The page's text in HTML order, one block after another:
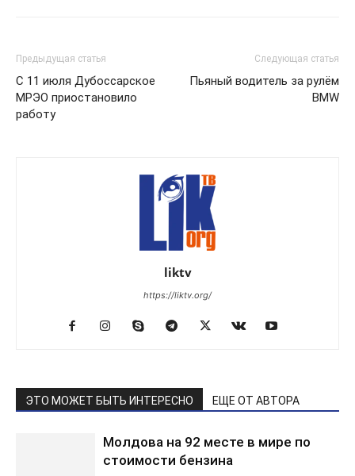
Предыдущая статья
С 11 июля Дубоссарское
МРЭО приостановило
работу
Следующая статья
Пьяный водитель за рулём
BMW
liktv
https://liktv.org/
ЭТО МОЖЕТ БЫТЬ ИНТЕРЕСНО ЕЩЕ ОТ АВТОРА
Молдова на 92 месте в мире по
стоимости бензина